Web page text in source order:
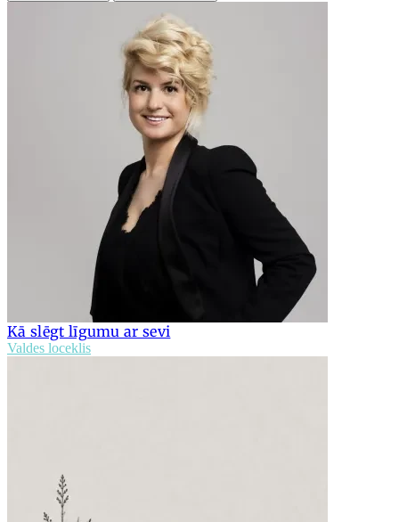
Kā slēgt līgumu ar sevi
Valdes loceklis